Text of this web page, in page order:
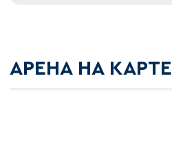
АРЕНА НА КАРТЕ